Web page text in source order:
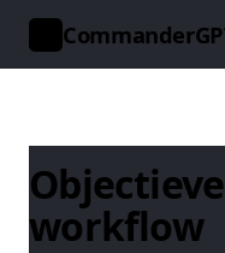
workflow